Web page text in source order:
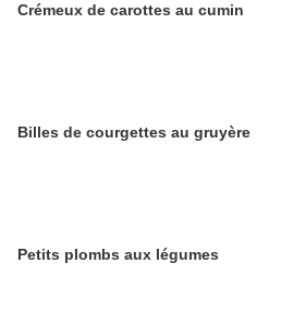
Crémeux de carottes au cumin
Billes de courgettes au gruyère
Petits plombs aux légumes